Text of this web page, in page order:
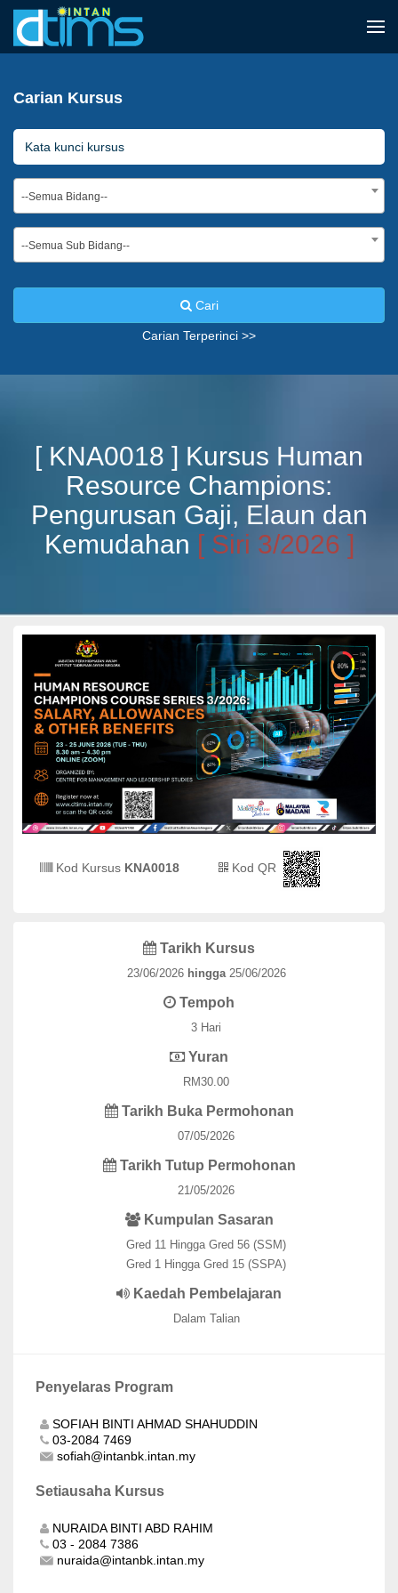
Carian Kursus
--Semua Bidang--
--Semua Sub Bidang--
Cari
Carian Terperinci >>
[ KNA0018 ] Kursus Human
Resource Champions:
Pengurusan Gaji, Elaun dan
Kemudahan [ Siri 3/2026 ]
Kod Kursus KNA0018 Kod QR
Tarikh Kursus
23/06/2026 hingga25/06/2026
Tempoh
3 Hari
Yuran
RM30.00
Tarikh Buka Permohonan
07/05/2026
Tarikh Tutup Permohonan
21/05/2026
Kumpulan Sasaran
Gred 11 Hingga Gred 56 (SSM)
Gred 1 Hingga Gred 15 (SSPA)
Kaedah Pembelajaran
Dalam Talian
Penyelaras Program
SOFIAH BINTI AHMAD SHAHUDDIN
03-2084 7469
sofiah@intanbk.intan.my
Setiausaha Kursus
NURAIDA BINTI ABD RAHIM
03 - 2084 7386
nuraida@intanbk.intan.my